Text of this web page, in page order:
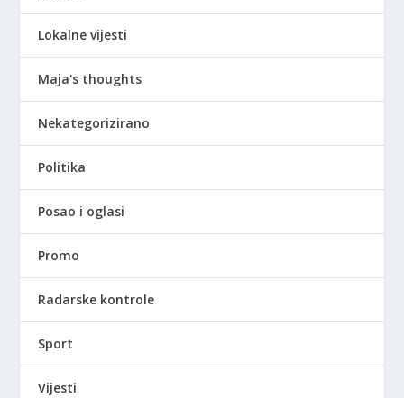
Lokalne vijesti
Maja's thoughts
Nekategorizirano
Politika
Posao i oglasi
Promo
Radarske kontrole
Sport
Vijesti